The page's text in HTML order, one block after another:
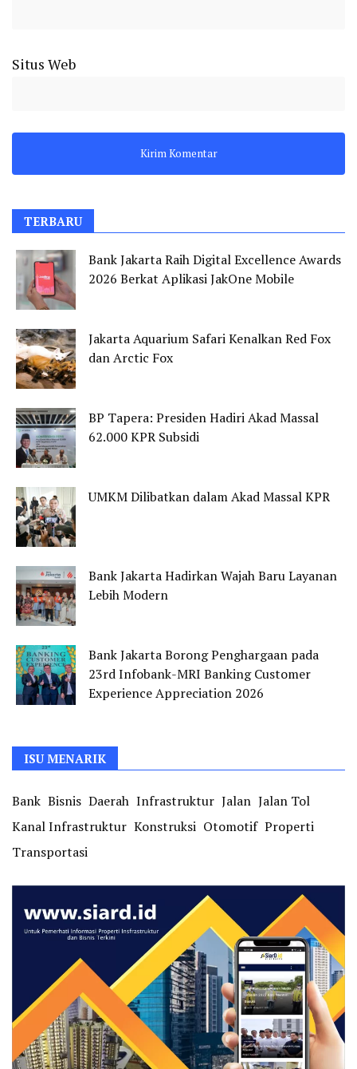
Situs Web
TERBARU
Bank Jakarta Raih Digital Excellence Awards
2026 Berkat Aplikasi JakOne Mobile
Jakarta Aquarium Safari Kenalkan Red Fox
dan Arctic Fox
BP Tapera: Presiden Hadiri Akad Massal
62.000 KPR Subsidi
UMKM Dilibatkan dalam Akad Massal KPR
Bank Jakarta Hadirkan Wajah Baru Layanan
Lebih Modern
Bank Jakarta Borong Penghargaan pada
23rd Infobank-MRI Banking Customer
Experience Appreciation 2026
ISU MENARIK
Bank Bisnis Daerah Infrastruktur Jalan Jalan Tol
Kanal Infrastruktur Konstruksi Otomotif Properti
Transportasi